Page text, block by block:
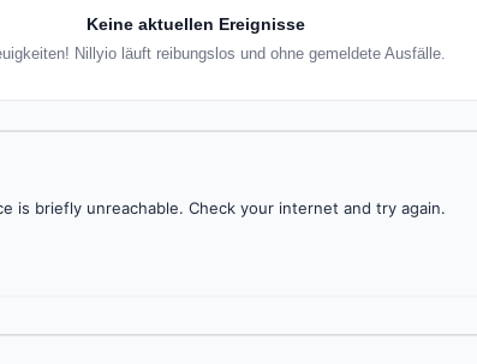
Keine aktuellen Ereignisse
Nillyio läuft reibungslos und ohne gemeldete Ausfälle.
is briefly unreachable. Check your internet and try again.